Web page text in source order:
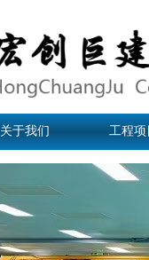
关于我们 工程项